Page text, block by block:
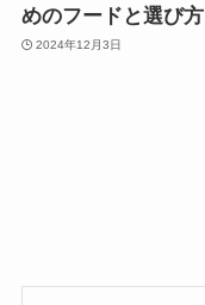
めのフードと選び方
2024年12月3日